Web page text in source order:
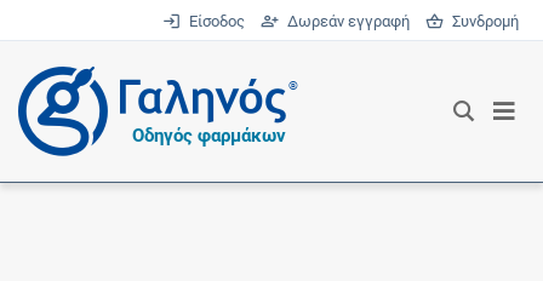
Είσοδος Δωρεάν εγγραφή Συνδρομή
®
Οδηγός φαρμάκων